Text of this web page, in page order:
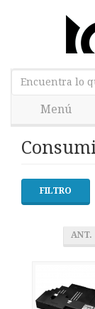
Menú
FILTRO
ANT.